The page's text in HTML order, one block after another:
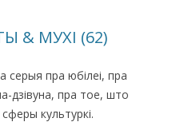
& МУХІ (62)
серыя пра юбілеі, пра
дзівуна, пра тое, што
культуркі.